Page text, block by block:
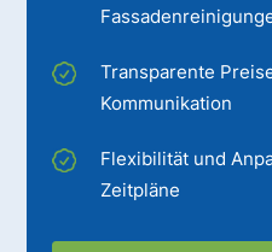
Transparente
Kommunikation
Flexibilität und
Zeitpläne